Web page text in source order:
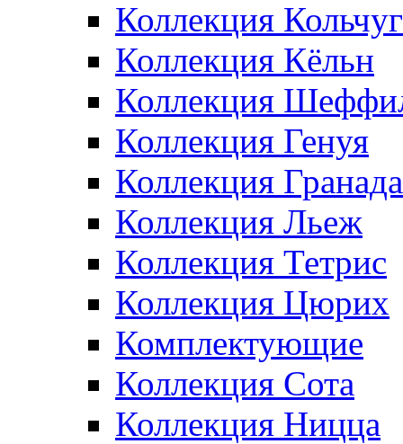
Коллекция
Коллекция Кёльн
Коллекция
Коллекция Генуя
Коллекция Гранада
Коллекция Льеж
Коллекция Тетрис
Коллекция Цюрих
Комплектующие
Коллекция Сота
Коллекция Ницца